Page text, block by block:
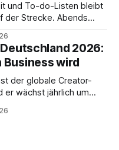
und To-do-Listen bleibt
der Strecke. Abends
drin. Dabei reagiert die
und
oder neigt zu
2026:
Business wird
der globale Creator-
er wächst jährlich um
Weltweit